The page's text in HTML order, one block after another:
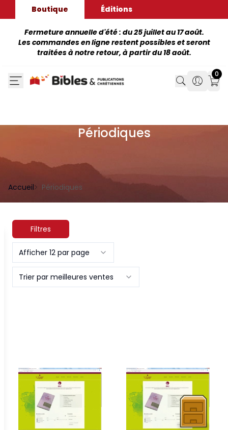
Boutique Éditions
Fermeture annuelle d'été : du 25 juillet au 17 août.
Les commandes en ligne restent possibles et seront
traitées à notre retour, à partir du 18 août.
Search
Search
0
Périodiques
Accueil Périodiques
Filtres
Afficher 12 par page
Trier par meilleures ventes